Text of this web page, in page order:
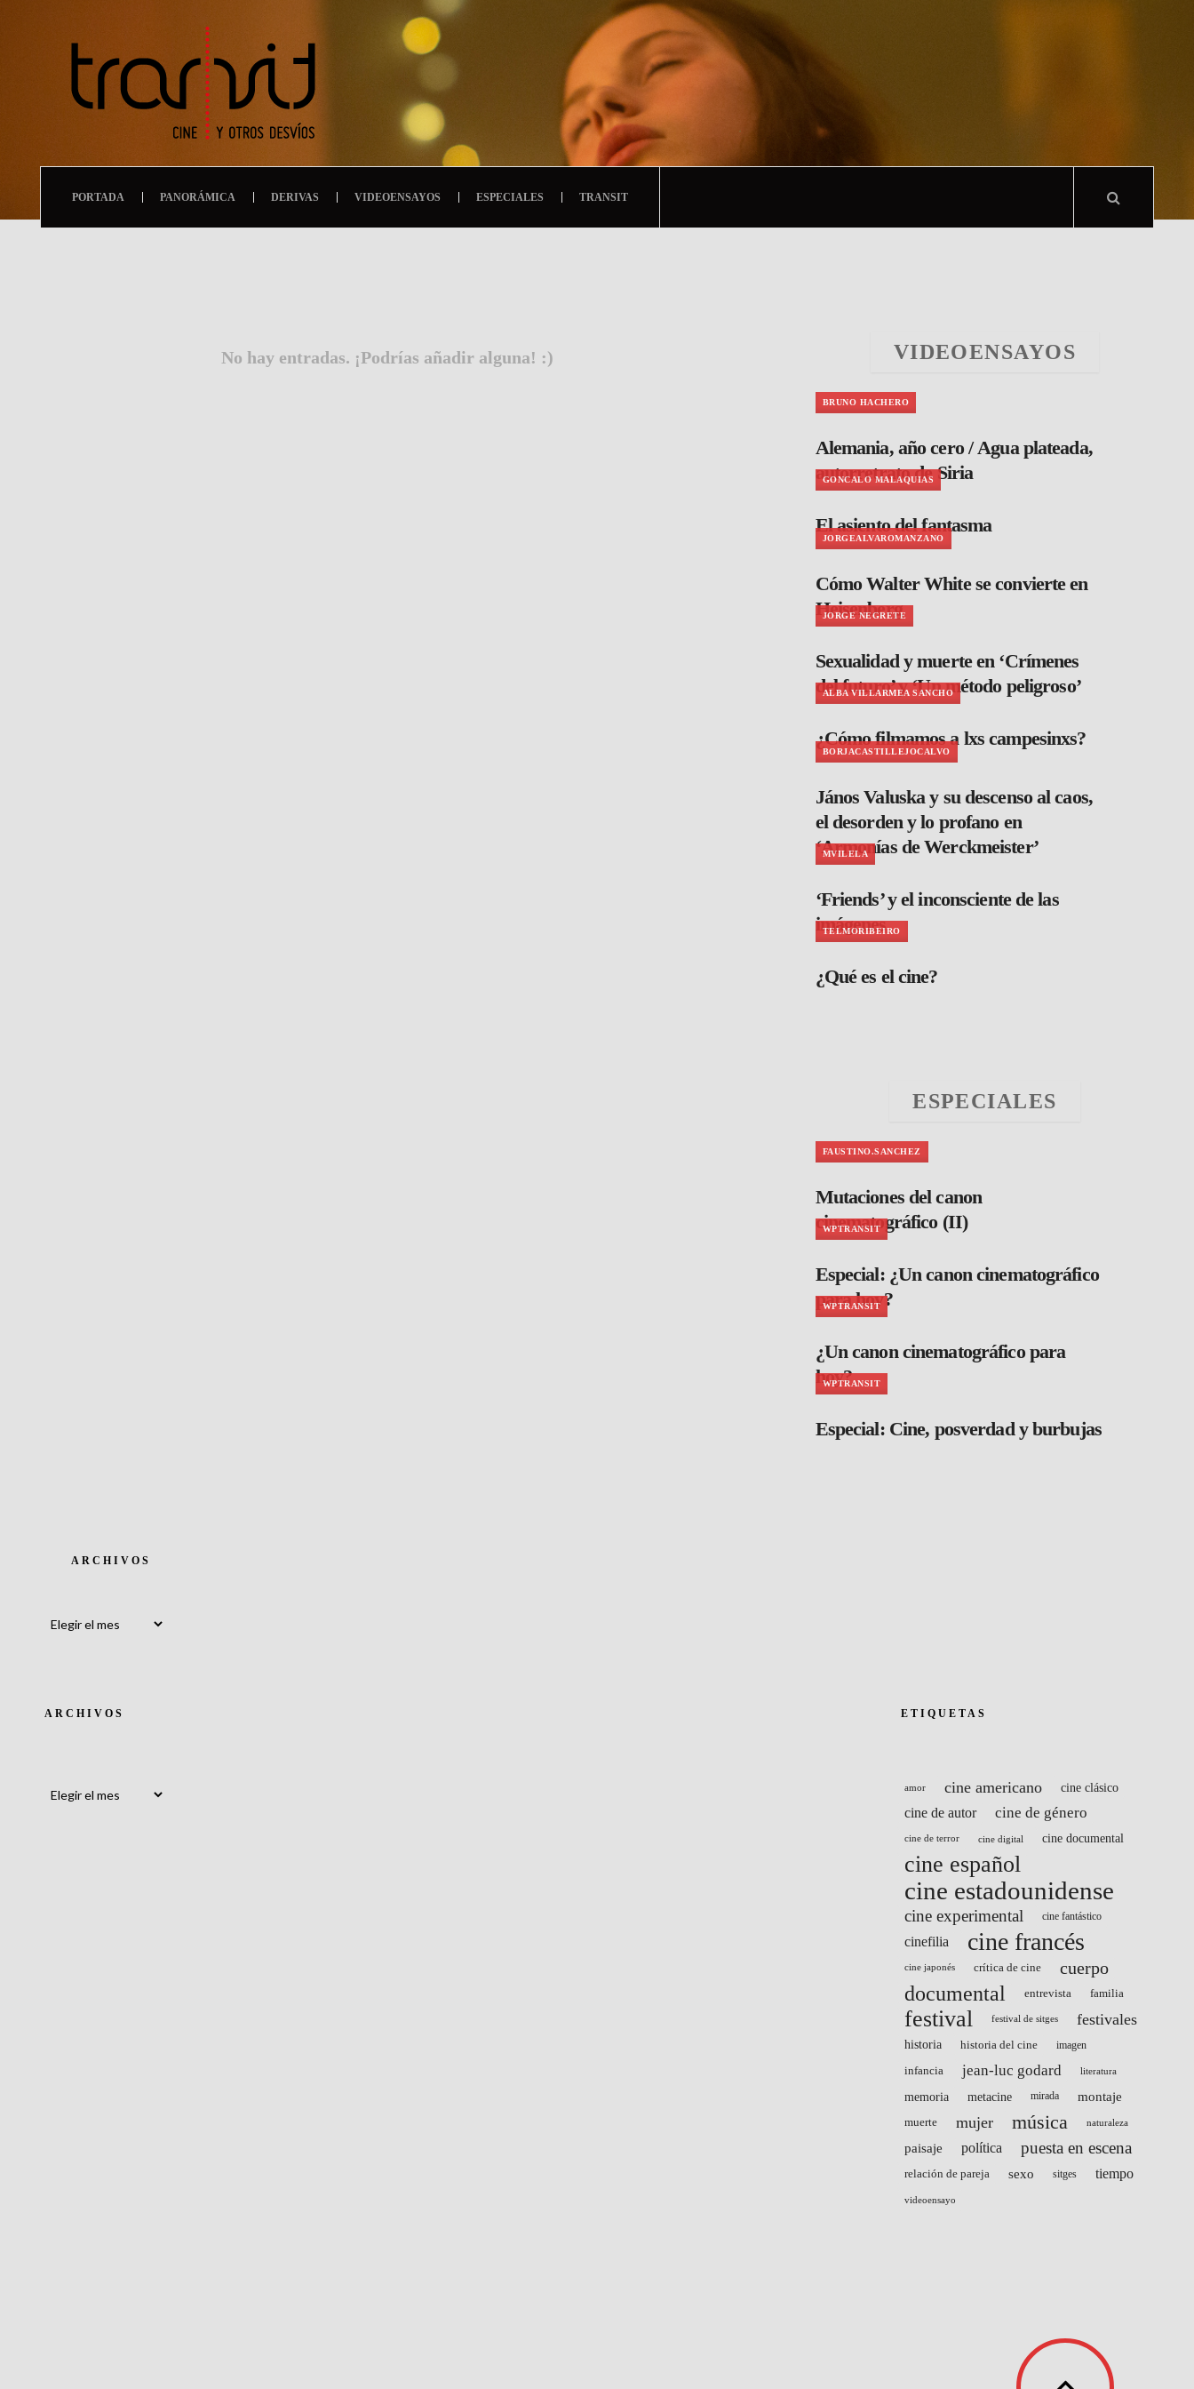
PORTADA PANORÁMICA DERIVAS VIDEOENSAYOS ESPECIALES TRANSIT
No hay entradas. ¡Podrías añadir alguna! :) VIDEOENSAYOS
BRUNO HACHERO
Alemania, año cero / Agua plateada,
autorretrato de Siria
GONCALO MALAQUIAS
El asiento del fantasma
JORGEALVAROMANZANO
Cómo Walter White se convierte en
Heisenberg
JORGE NEGRETE
Sexualidad y muerte en ‘Crímenes
del futuro’ y ‘Un método peligroso’
ALBA VILLARMEA SANCHO
¿Cómo filmamos a lxs campesinxs?
BORJACASTILLEJOCALVO
János Valuska y su descenso al caos,
el desorden y lo profano en
‘Armonías de Werckmeister’
MVILELA
‘Friends’ y el inconsciente de las
imágenes
TELMORIBEIRO
¿Qué es el cine?
ESPECIALES
FAUSTINO.SANCHEZ
Mutaciones del canon
cinematográfico (II)
WPTRANSIT
Especial: ¿Un canon cinematográfico
para hoy?
WPTRANSIT
¿Un canon cinematográfico para
hoy?
WPTRANSIT
Especial: Cine, posverdad y burbujas
ARCHIVOS
ARCHIVOS ETIQUETAS
amor cine americano cine clásico
cine de autor cine de género
cine de terror cine digital cine documental
cine español
cine estadounidense
cine experimental cine fantástico
cinefilia cine francés
cine japonés crítica de cine cuerpo
documental entrevista familia
festival festival de sitges festivales
historia historia del cine imagen
infancia jean-luc godard literatura
memoria metacine mirada montaje
muerte mujer música naturaleza
paisaje política puesta en escena
relación de pareja sexo sitges tiempo
videoensayo